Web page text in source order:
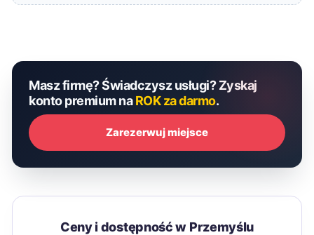
Masz firmę? Świadczysz usługi? Zyskaj
konto premium naROK za darmo.
Zarezerwuj miejsce
Ceny i dostępność w Przemyślu